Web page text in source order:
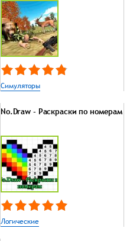
Симуляторы
No.Draw - Раскраски по номерам
Логические